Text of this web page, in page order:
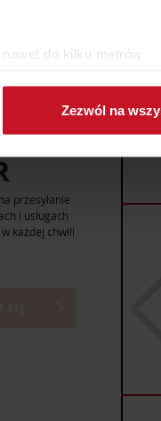
do kilku metrów
własne preferencje
społecznościowe i
partnerom
otrzymanymi od
Zezwól na
przesyłanie
i usługach
każdej chwili